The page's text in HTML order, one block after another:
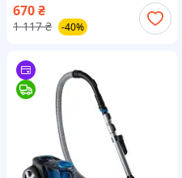
(DV00BG0031) - Высшее
качество!
670₴
1 117 ₴ -40%